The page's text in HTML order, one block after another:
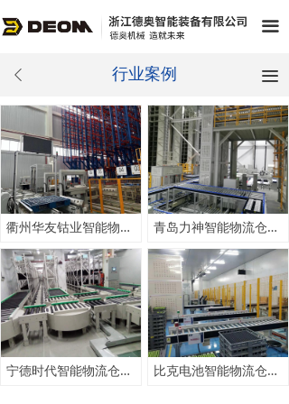
끀
ꄴ 行业案例 끀
衢州华友钴业智能物流仓储项目 青岛力神智能物流仓储项目
宁德时代智能物流仓储项目 比克电池智能物流仓储项目